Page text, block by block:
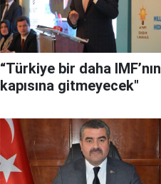
“Türkiye bir daha IMF’nın
kapısına gitmeyecek"